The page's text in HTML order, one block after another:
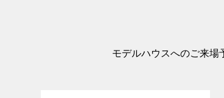
モデルハウスへのご来場